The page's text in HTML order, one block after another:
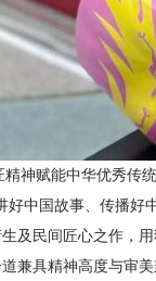
神赋能中华优秀传
中国故事、传播好
及民间匠心之作，
兼具精神高度与审美